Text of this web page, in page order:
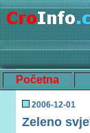
Početna
2006-12-01
Zeleno